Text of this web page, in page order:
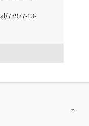
77977-13-